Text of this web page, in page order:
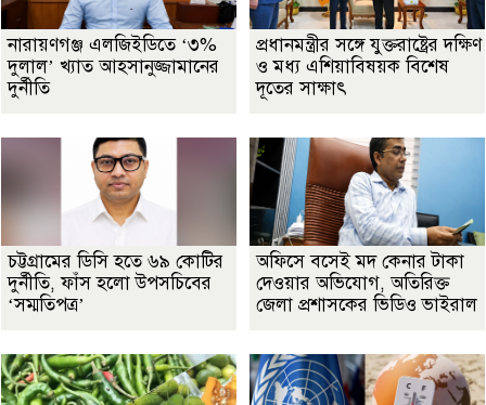
নারায়ণগঞ্জ এলজিইডিতে ‘৩%
দুলাল’ খ্যাত আহসানুজ্জামানের
দুর্নীতি
প্রধানমন্ত্রীর সঙ্গে যুক্তরাষ্ট্রের দক্ষিণ
ও মধ্য এশিয়াবিষয়ক বিশেষ
দূতের সাক্ষাৎ
চট্টগ্রামের ডিসি হতে ৬৯ কোটির
দুর্নীতি, ফাঁস হলো উপসচিবের
‘সম্মতিপত্র’
অফিসে বসেই মদ কেনার টাকা
দেওয়ার অভিযোগ, অতিরিক্ত
জেলা প্রশাসকের ভিডিও ভাইরাল